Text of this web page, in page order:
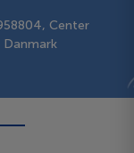
Center
Danmark